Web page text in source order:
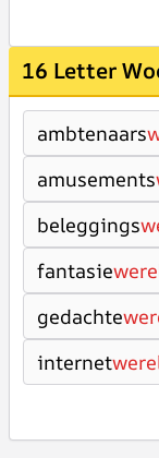
16 Letter
ambtenaars
amusements
beleggings
fantasie
gedachte
internet